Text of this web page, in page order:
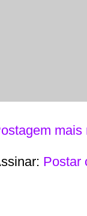
mais
Postar